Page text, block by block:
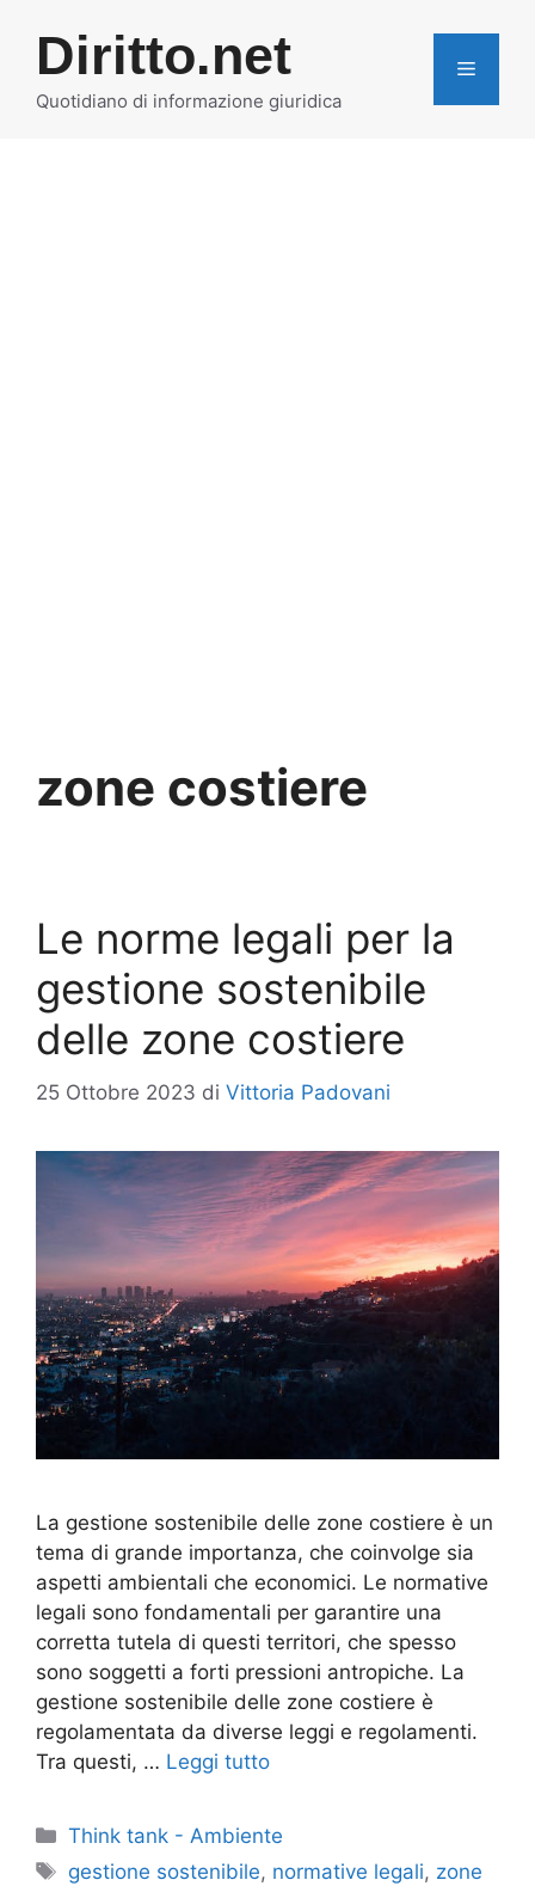
contenuto
Diritto.net
Quotidiano di informazione giuridica
MENU
zone costiere
Le norme legali per la
gestione sostenibile
delle zone costiere
25 Ottobre 2023 di Vittoria Padovani
La gestione sostenibile delle zone costiere è un
tema di grande importanza, che coinvolge sia
aspetti ambientali che economici. Le normative
legali sono fondamentali per garantire una
corretta tutela di questi territori, che spesso
sono soggetti a forti pressioni antropiche. La
gestione sostenibile delle zone costiere è
regolamentata da diverse leggi e regolamenti.
Tra questi, … Leggi tutto
Categorie
Think tank - Ambiente
Tag
gestione sostenibile, normative legali, zone